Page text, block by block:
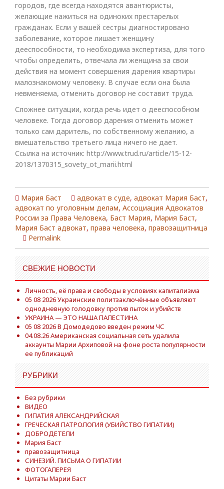
городов, где всегда находятся авантюристы,
желающие нажиться на одиноких престарелых
гражданах. Если у вашей сестры диагностировано
заболевание, которое лишает женщину
дееспособности, то необходима экспертиза, для того
чтобы определить, отвечала ли женщина за свои
действия на момент совершения дарения квартиры
малознакомому человеку. В случае если она была
невменяема, отменить договор не составит труда.
Сложнее ситуации, когда речь идет о дееспособном
человеке. Тогда договор дарения отменить может
только сам даритель, по собственному желанию, а
вмешательство третьего лица ничего не дает.
Ссылка на источник: http://www.trud.ru/article/15-12-
2018/1370315_sovety_ot_marii.html
Мария Баст адвокат в суде, адвокат Мария Баст,
адвокат по уголовным делам, Ассоциация Адвокатов
России за Права Человека, Баст Мария, Мария Баст,
Мария Баст адвокат, права человека, правозащитница
Permalink
СВЕЖИЕ НОВОСТИ
Личность, её права и свободы в условиях капитализма
05 08 2026 Украинские политзаключённые объявляют
однодневную голодовку против пыток и убийств
УКРАИНА — ЭТО НАША ПАЛЕСТИНА
05 08 2026 В Домодедово введен режим ЧС
04.08.26 Американская социальная сеть удалила
аккаунты Марии Архиповой на фоне роста популярности
ее публикаций
РУБРИКИ
Без рубрики
ВИДЕО
ГИПАТИЯ АЛЕКСАНДРИЙСКАЯ
ГРЕЧЕСКАЯ ПАТРОЛОГИЯ (УБИЙСТВО ГИПАТИИ)
ДОБРОДЕТЕЛИ
Мария Баст
правозащитница
СИНЕЗИЙ. ПИСЬМА О ГИПАТИИ
ФОТОГАЛЕРЕЯ
Цитаты Марии Баст